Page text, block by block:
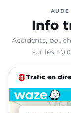
AUDE
Info
Accidents,
sur les
traffic Trafic en